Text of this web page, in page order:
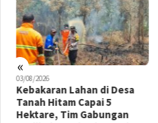
«
03/08/2026
Kebakaran Lahan di Desa
Tanah Hitam Capai 5
Hektare, Tim Gabungan